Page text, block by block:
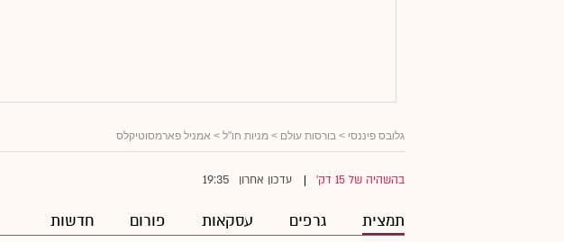
גלובס פיננסי > בורסות עולם > מניות חו"ל > אמניל פארמסוטיקלס
בהשהיה של 15 דק' עדכון אחרון 19:35
תמצית גרפים עסקאות פורום חדשות